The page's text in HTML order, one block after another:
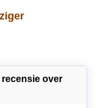
recensie over